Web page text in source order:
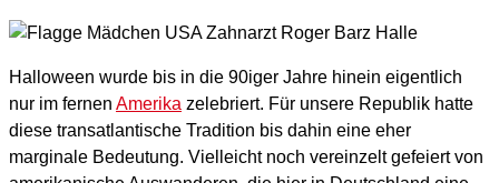
Halloween wurde bis in die 90iger Jahre hinein eigentlich
nur im fernen Amerika zelebriert. Für unsere Republik hatte
diese transatlantische Tradition bis dahin eine eher
marginale Bedeutung. Vielleicht noch vereinzelt gefeiert von